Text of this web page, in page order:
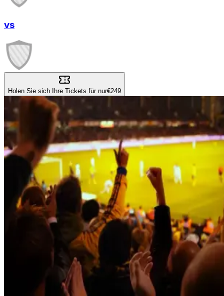
vs
Holen Sie sich Ihre Tickets für nur€249